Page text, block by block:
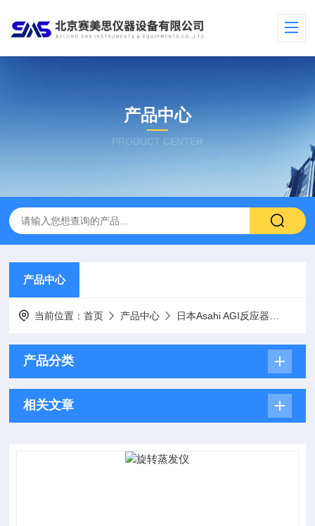
产品中心
PRODUCT CENTER
产品中心
当前位置：首页 产品中心 日本Asahi AGI反应器
产品分类
相关文章